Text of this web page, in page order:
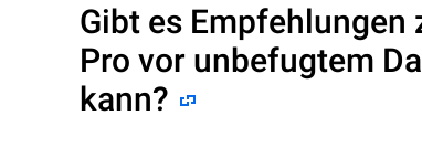
Gibt es Empfehlungen
Pro vor unbefugtem
kann?